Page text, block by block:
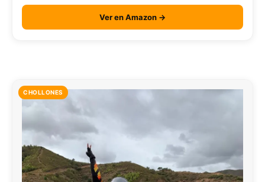
Ver en Amazon →
CHOLLONES